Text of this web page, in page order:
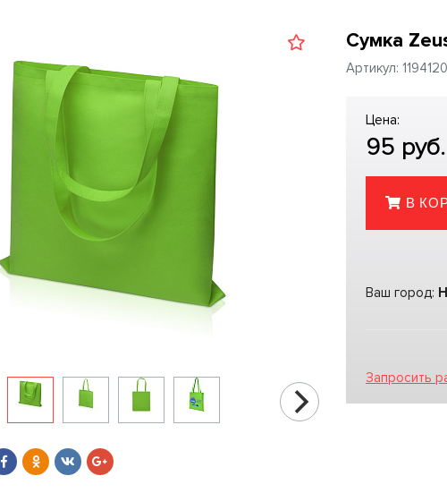
Сумка
Артикул:
Цена:
95 руб.
В
Ваш город:
Запросить